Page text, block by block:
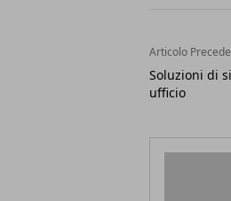
Articolo
Soluzioni di
ufficio